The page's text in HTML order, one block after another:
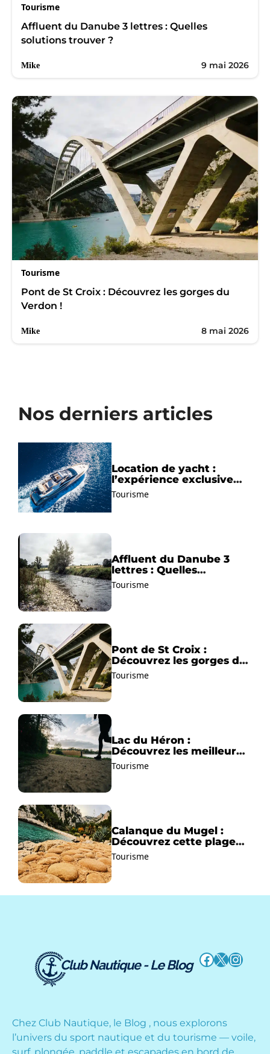
Tourisme
Affluent du Danube 3 lettres : Quelles
solutions trouver ?
Mike 9 mai 2026
Tourisme
Pont de St Croix : Découvrez les gorges du
Verdon !
Mike 8 mai 2026
Nos derniers articles
Location de yacht :
l’expérience exclusive
pour découvrir la
Méditerranée autrement
Tourisme
Affluent du Danube 3
lettres : Quelles
solutions trouver ?
Tourisme
Pont de St Croix :
Découvrez les gorges du
Verdon !
Tourisme
Lac du Héron :
Découvrez les meilleurs
sentiers de randonnée !
Tourisme
Calanque du Mugel :
Découvrez cette plage
paradisiaque à La Ciotat
!
Tourisme
Facebook
X
Chez Club Nautique, le Blog , nous explorons
l’univers du sport nautique et du tourisme — voile,